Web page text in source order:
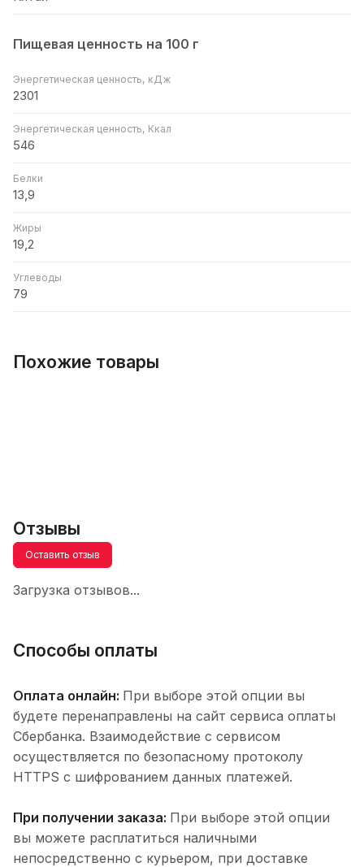
Пищевая ценность на 100 г
Энергетическая ценность, кДж
2301
Энергетическая ценность, Ккал
546
Белки
13,9
Жиры
19,2
Углеводы
79
Похожие товары
Отзывы
Оставить отзыв
Загрузка отзывов...
Способы оплаты
Оплата онлайн: При выборе этой опции вы
будете перенаправлены на сайт сервиса оплаты
Сбербанка. Взаимодействие с сервисом
осуществляется по безопасному протоколу
HTTPS с шифрованием данных платежей.
При получении заказа: При выборе этой опции
вы можете расплатиться наличными
непосредственно с курьером, при доставке